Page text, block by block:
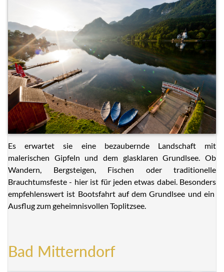
Es erwartet sie eine bezaubernde Landschaft mit
malerischen Gipfeln und dem glasklaren Grundlsee. Ob
Wandern, Bergsteigen, Fischen oder traditionelle
Brauchtumsfeste - hier ist für jeden etwas dabei. Besonders
empfehlenswert ist Bootsfahrt auf dem Grundlsee und ein
Ausflug zum geheimnisvollen Toplitzsee.
Bad Mitterndorf